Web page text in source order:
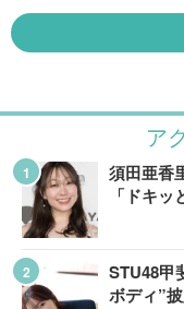
ア
須田亜香
「ドキ
STU48甲
ボディ”